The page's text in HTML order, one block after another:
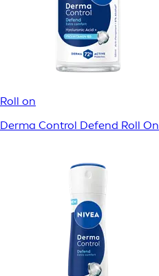
Roll on
Derma Control Defend Roll On